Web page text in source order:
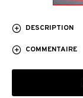
DESCRIPTION
COMMENTAIRE